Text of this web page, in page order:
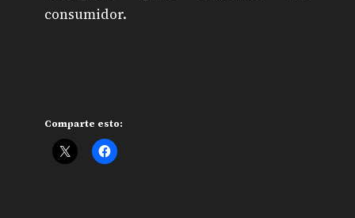
consumidor.
Comparte esto: